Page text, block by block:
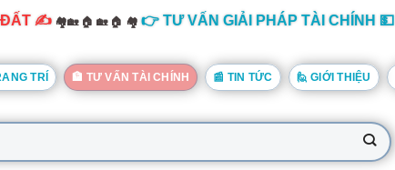
ĐẤT ✍️ 🏘️🏡 🏠 🏡 🏠 🏘️ 👉 TƯ VẤN GIẢI PHÁP TÀI CHÍNH 💵
TRÍ 🏦 TƯ VẤN TÀI CHÍNH 📰 TIN TỨC 🙋 GIỚI THIỆU